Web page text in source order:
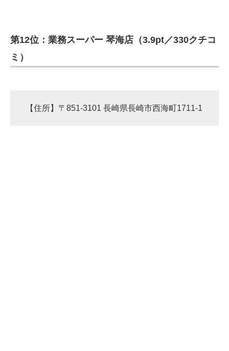
第12位：業務スーパー 琴海店（3.9pt／330クチコ
ミ）
【住所】〒851-3101 長崎県長崎市西海町1711-1